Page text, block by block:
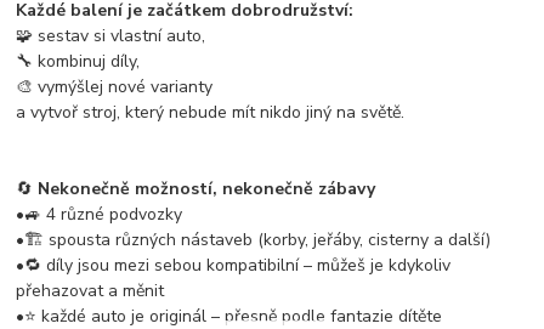
Každé balení je začátkem dobrodružství:
🧩 sestav si vlastní auto,
🔧 kombinuj díly,
🎨 vymýšlej nové varianty
a vytvoř stroj, který nebude mít nikdo jiný na světě.
🔄 Nekonečně možností, nekonečně zábavy
•🚙 4 různé podvozky
•🏗️ spousta různých nástaveb (korby, jeřáby, cisterny a další)
•🔁 díly jsou mezi sebou kompatibilní – můžeš je kdykoliv
přehazovat a měnit
•⭐ každé auto je originál – přesně podle fantazie dítěte